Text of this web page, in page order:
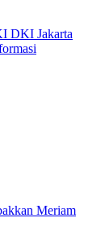
DKI Jakarta
Meriam